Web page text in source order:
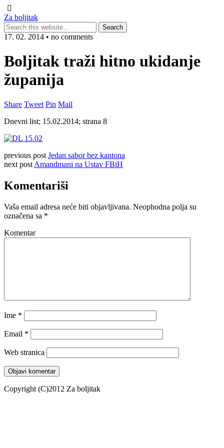
Za boljitak
17. 02. 2014 • no comments
Boljitak traži hitno ukidanje
županija
Share Tweet Pin Mail
Dnevni list; 15.02.2014; strana 8
previous post Jedan sabor bez kantona
next post Amandmani na Ustav FBiH
Komentariši
Vaša email adresa neće biti objavljivana. Neophodna polja su
označena sa *
Komentar
Ime *
Email *
Web stranica
Copyright (C)2012 Za boljitak